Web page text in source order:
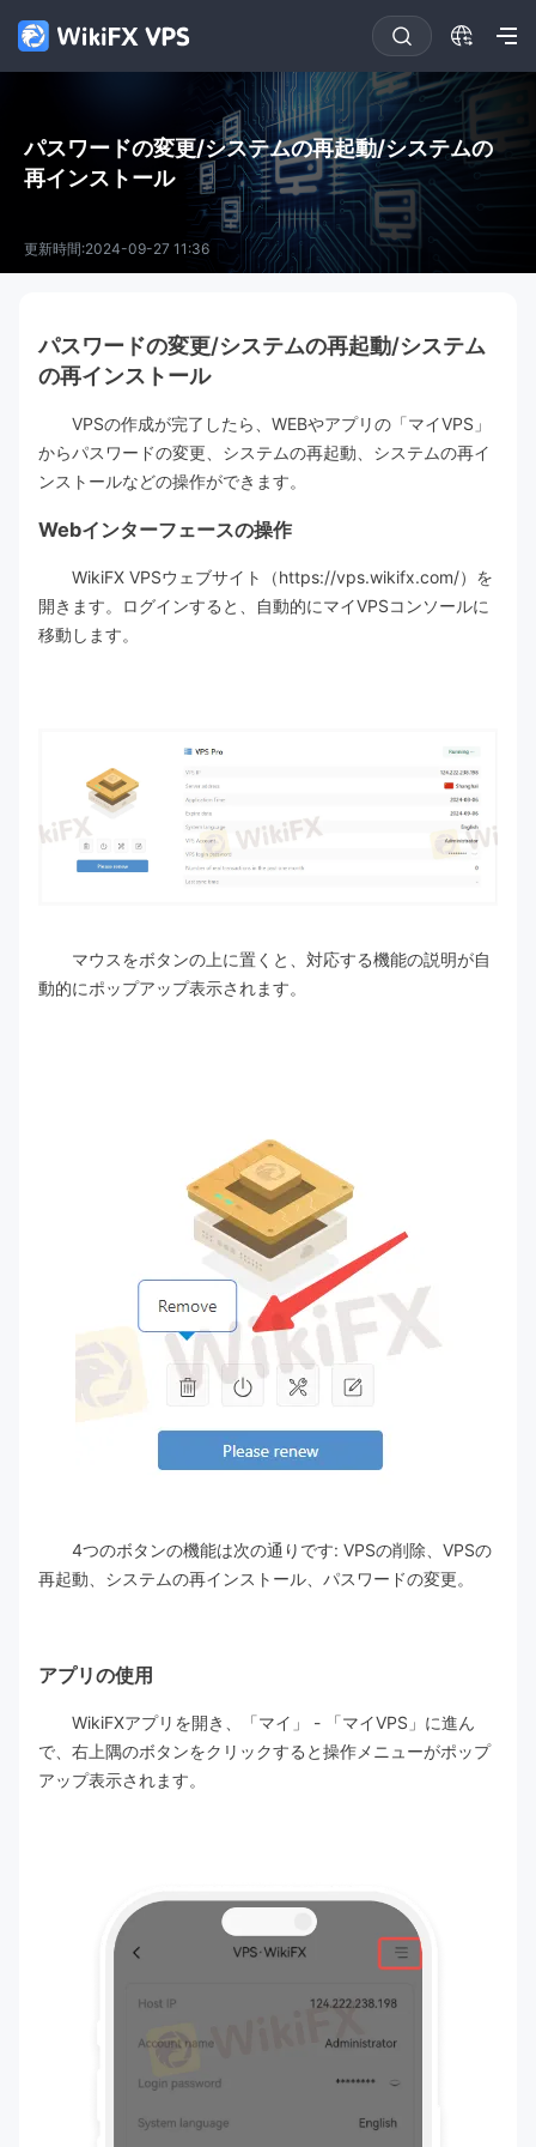
パスワードの変更/システムの再起動/システムの
再インストール
更新時間:2024-09-27 11:36
パスワードの変更/システムの再起動/システム
の再インストール
VPSの作成が完了したら、WEBやアプリの「マイVPS」
からパスワードの変更、システムの再起動、システムの再イ
ンストールなどの操作ができます。
Webインターフェースの操作
WikiFX VPSウェブサイト（https://vps.wikifx.com/）を
開きます。ログインすると、自動的にマイVPSコンソールに
移動します。
マウスをボタンの上に置くと、対応する機能の説明が自
動的にポップアップ表示されます。
4つのボタンの機能は次の通りです: VPSの削除、VPSの
再起動、システムの再インストール、パスワードの変更。
アプリの使用
WikiFXアプリを開き、「マイ」 - 「マイVPS」に進ん
で、右上隅のボタンをクリックすると操作メニューがポップ
アップ表示されます。